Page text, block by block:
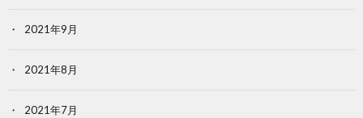
2021年9月
2021年8月
2021年7月